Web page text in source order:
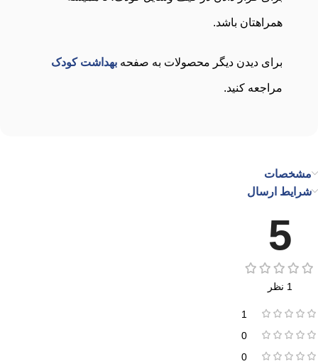
همراهتان باشد.
برای دیدن دیگر محصولات به صفحه بهداشت کودک
مراجعه کنید.
مشخصات
شرایط ارسال
5
1 نظر
1
0
0